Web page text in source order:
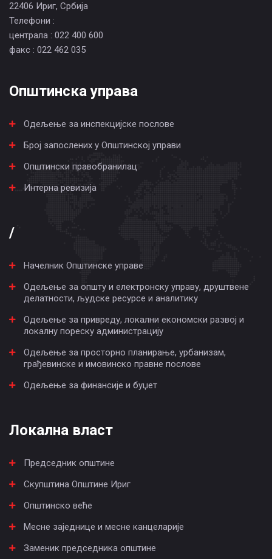
22406 Ириг, Србија
Телефони :
централа : 022 400 600
факс : 022 462 035
Општинска управа
Одељење за инспекцијске послове
Број запослених у Општинској управи
Општински правобранилац
Интерна ревизија
/
Начелник Општинске управе
Одељење за општу и електронску управу, друштвене
делатности, људске ресурсе и аналитику
Одељење за привреду, локални економски развој и
локалну пореску администрацију
Одељење за просторно планирање, урбанизам,
грађевинске и имовинско правне послове
Одељење за финансије и буџет
Локална власт
Председник општине
Скупштина Општине Ириг
Општинско веће
Месне заједнице и месне канцеларије
Заменик председника општине